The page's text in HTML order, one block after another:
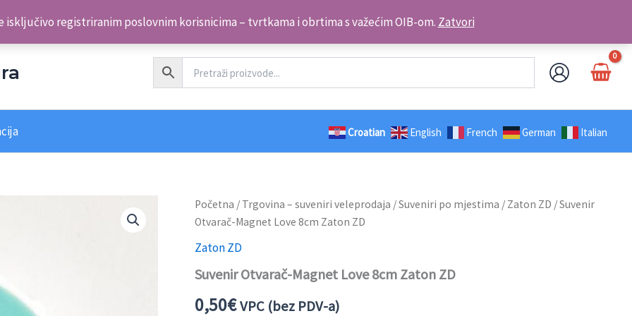
isključivo registriranim poslovnim korisnicima – tvrtkama i obrtima s važećim OIB-om. ZatvoriKontakt telefon: +385 98 179 3891
Croatian English French German Italian
Početna / Trgovina – suveniri veleprodaja /Suveniri po mjestima / Zaton ZD / Suvenir
Otvarač-Magnet Love 8cm Zaton ZD
Zaton ZD
Suvenir Otvarač-Magnet Love 8cm Zaton ZD
0,50€VPC (bez PDV-a)